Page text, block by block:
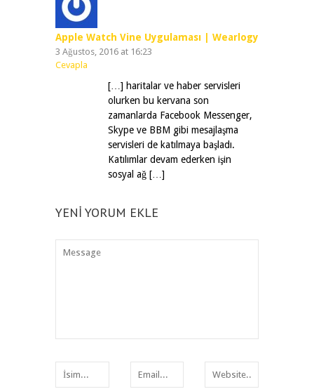
Apple Watch Vine Uygulaması | Wearlogy
3 Ağustos, 2016 at 16:23
Cevapla
[…] haritalar ve haber servisleri
olurken bu kervana son
zamanlarda Facebook Messenger,
Skype ve BBM gibi mesajlaşma
servisleri de katılmaya başladı.
Katılımlar devam ederken işin
sosyal ağ […]
YENI YORUM EKLE